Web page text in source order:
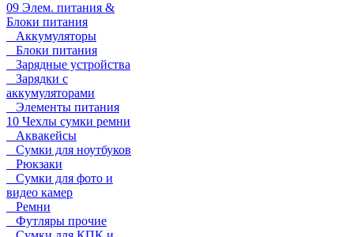
09 Элем. питания &
Блоки питания
Аккумуляторы
Блоки питания
Зарядные устройства
Зарядки с
аккумуляторами
Элементы питания
10 Чехлы сумки ремни
Аквакейсы
Сумки для ноутбуков
Рюкзаки
Сумки для фото и
видео камер
Ремни
Футляры прочие